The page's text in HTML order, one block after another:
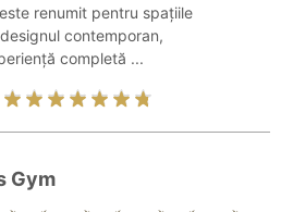
renumit pentru spațiile
contemporan,
completă ...
Gym